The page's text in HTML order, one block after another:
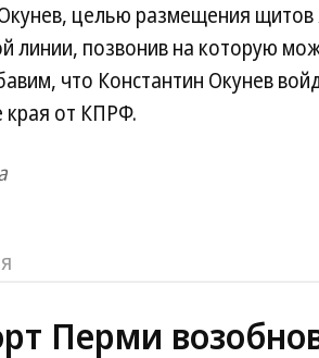
целью размещения
линии, позвонив на которую
что Константин Окунев
края от КПРФ.
Перми